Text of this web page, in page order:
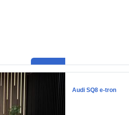
Audi SQ8 e-tron